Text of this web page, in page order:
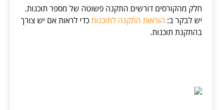
חלק מהקורסים דורשים התקנה פשוטה של מספר תוכנות.
יש לבקר ב: הוראות התקנה לתוכנותכדי לראות אם יש צורך
בהתקנת תוכנות.